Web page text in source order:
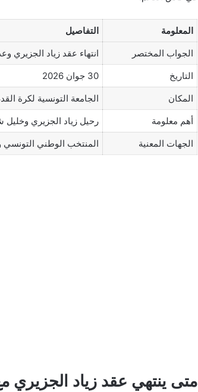
المعلومة
التفاصيل
الجواب المختصر
انتهاء عقد زياد الجزيري
التاريخ
30 جوان 2026
المكان
الجامعة التونسية لكرة
أهم معلومة
رحيل زياد الجزيري وخليل
الجهات المعنية
المنتخب الوطني التونسي
متى ينتهي عقد زياد الجزيري